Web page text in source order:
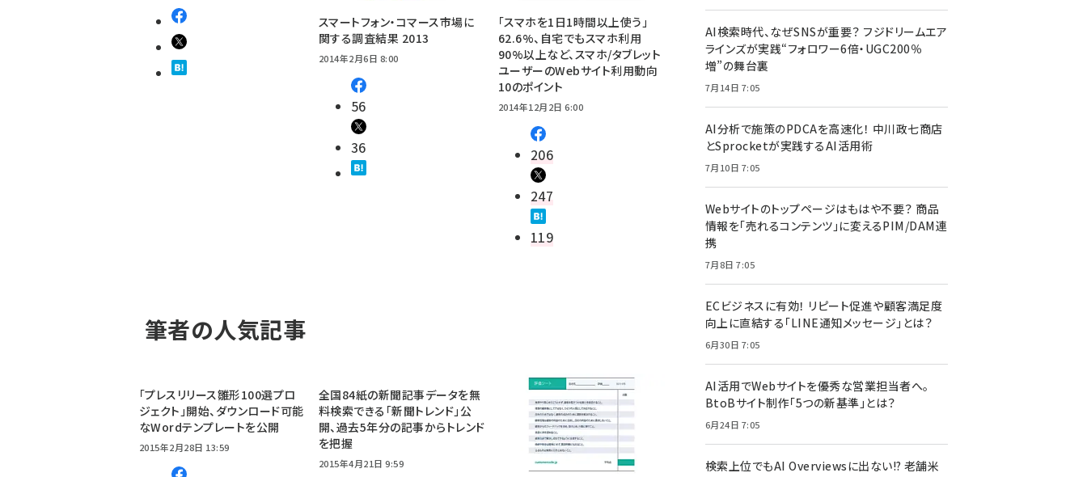
スマートフォン・コマース市場に
関する調査結果 2013
2014年2月6日 8:00
56
36
「スマホを1日1時間以上使う」
62.6%、自宅でもスマホ利用
90%以上など、スマホ/タブレット
ユーザーのWebサイト利用動向
10のポイント
2014年12月2日 6:00
206
247
119
筆者の人気記事
「プレスリリース雛形100選プロ
ジェクト」開始、ダウンロード可能
なWordテンプレートを公開
2015年2月28日 13:59
全国84紙の新聞記事データを無
料検索できる「新聞トレンド」公
開、過去5年分の記事からトレンド
を把握
2015年4月21日 9:59
AI検索時代、なぜSNSが重要？ フジドリームエア
ラインズが実践“フォロワー6倍・UGC200％
増”の舞台裏
7月14日 7:05
AI分析で施策のPDCAを高速化！ 中川政七商店
とSprocketが実践するAI活用術
7月10日 7:05
Webサイトのトップページはもはや不要？ 商品
情報を「売れるコンテンツ」に変えるPIM/DAM連
携
7月8日 7:05
ECビジネスに有効！ リピート促進や顧客満足度
向上に直結する「LINE通知メッセージ」とは？
6月30日 7:05
AI活用でWebサイトを優秀な営業担当者へ。
BtoBサイト制作「5つの新基準」とは？
6月24日 7:05
検索上位でもAI Overviewsに出ない!? 老舗米